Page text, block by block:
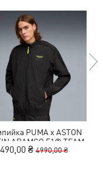
PUMA x ASTON
ARAMCO F1® TEAM
Track Jacket Men
₴ 4990,00 ₴